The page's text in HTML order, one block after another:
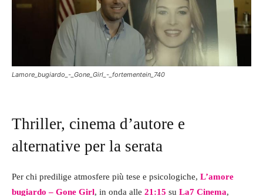
Lamore_bugiardo_-_Gone_Girl_-_fortementein_740
Thriller, cinema d’autore e
alternative per la serata
Per chi predilige atmosfere più tese e psicologiche, L’amore
bugiardo – Gone Girl, in onda alle 21:15 su La7 Cinema,